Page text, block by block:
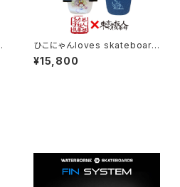
ひこにゃんloves skateboard
TSC スペシャルセットアップ
¥15,800